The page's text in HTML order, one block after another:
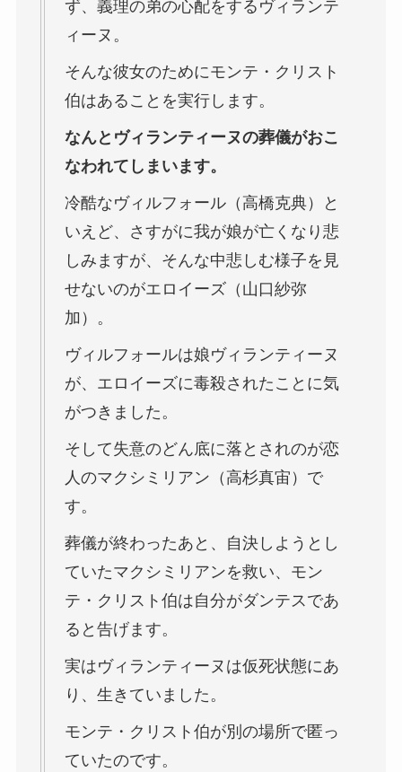
ず、義理の弟の心配をするヴィランテ
ィーヌ。
そんな彼女のためにモンテ・クリスト
伯はあることを実行します。
なんとヴィランティーヌの葬儀がおこ
なわれてしまいます。
冷酷なヴィルフォール（高橋克典）と
いえど、さすがに我が娘が亡くなり悲
しみますが、そんな中悲しむ様子を見
せないのがエロイーズ（山口紗弥
加）。
ヴィルフォールは娘ヴィランティーヌ
が、エロイーズに毒殺されたことに気
がつきました。
そして失意のどん底に落とされのが恋
人のマクシミリアン（高杉真宙）で
す。
葬儀が終わったあと、自決しようとし
ていたマクシミリアンを救い、モン
テ・クリスト伯は自分がダンテスであ
ると告げます。
実はヴィランティーヌは仮死状態にあ
り、生きていました。
モンテ・クリスト伯が別の場所で匿っ
ていたのです。